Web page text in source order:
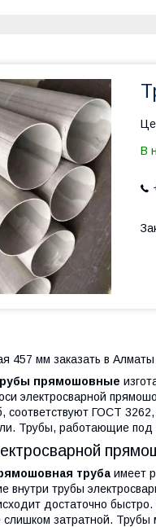
В
457 мм заказать в
прямошовные
электросварной
соответствуют ГОСТ
Трубы, работающие
труба имеет
внутри трубы
достаточно
затратной. Трубы